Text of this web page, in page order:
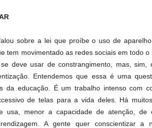
sobre a lei que proíbe o uso de
tem movimentado as redes sociais em todo
deve usar de constrangimento, mas, sim,
Entendemos que essa é uma
da educação. É um trabalho intenso com
de telas para a vida deles. Há
usa, menor a capacidade de atenção, de
A gente quer conscientizar a